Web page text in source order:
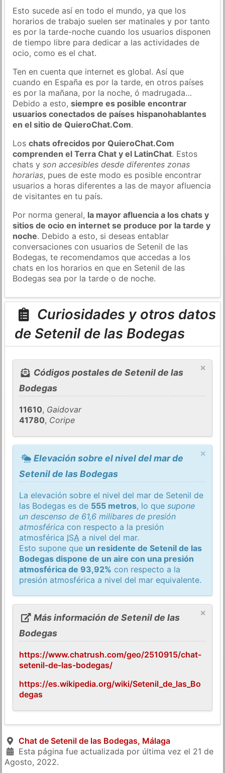
Esto sucede así en todo el mundo, ya que los
horarios de trabajo suelen ser matinales y por tanto
es por la tarde-noche cuando los usuarios disponen
de tiempo libre para dedicar a las actividades de
ocio, como es el chat.
Ten en cuenta que internet es global. Así que
cuando en España es por la tarde, en otros países
es por la mañana, por la noche, ó madrugada…
Debido a esto,siempre es posible encontrar
usuarios conectados de países hispanohablantes
en el sitio de QuieroChat.Com.
Loschats ofrecidos por QuieroChat.Com
comprenden el Terra Chat y el LatinChat. Estos
chats yson accesibles desde diferentes zonas
horarias, pues de este modo es posible encontrar
usuarios a horas diferentes a las de mayor afluencia
de visitantes en tu país.
Por norma general, la mayor afluencia a los chats y
sitios de ocio en internet se produce por la tarde y
noche. Debido a esto, si deseas entablar
conversaciones con usuarios de Setenil de las
Bodegas, te recomendamos que accedas a los
chats en los horarios en que en Setenil de las
Bodegas sea por la tarde o de noche.
Curiosidades y otros datos
de Setenil de las Bodegas
×
Códigos postales de Setenil de las
Bodegas
11610, Gaidovar
41780, Coripe
×
Elevación sobre el nivel del mar de
Setenil de las Bodegas
La elevación sobre el nivel del mar de Setenil de
las Bodegas es de 555 metros, lo quesupone
un descenso de 61,6 milibares de presión
atmosférica con respecto a la presión
atmosférica ISA a nivel del mar.
Esto supone que un residente de Setenil de las
Bodegas dispone de un aire con una presión
atmosférica de 93,92% con respecto a la
presión atmosférica a nivel del mar equivalente.
×
Más información de Setenil de las
Bodegas
https://www.chatrush.com/geo/2510915/chat-
setenil-de-las-bodegas/
https://es.wikipedia.org/wiki/Setenil_de_las_Bo
degas
Chat de Setenil de las Bodegas, Málaga
Esta página fue actualizada por última vez el 21 de
Agosto, 2022.